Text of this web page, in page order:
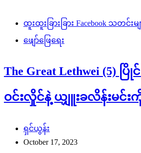
ထူးထူးခြားခြား Facebook သတင်းမျ
ဖျော်ဖြေရေး
The Great Lethwei (5) ပ
ဝင်းလှိုင်နဲ့ ယျှူးခလိန်းမင်
ရှင်ယွန်း
October 17, 2023